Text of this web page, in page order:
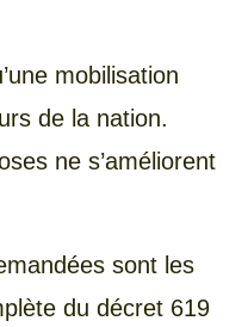
mobilisation
de la nation.
ne s’améliorent
sont les
du décret 619